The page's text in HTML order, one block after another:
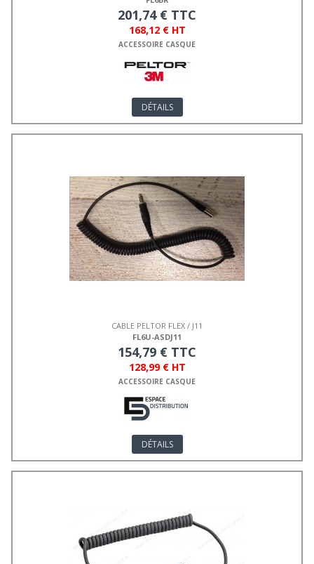
201,74 € TTC
168,12 € HT
ACCESSOIRE CASQUE
DÉTAILS
CABLE PELTOR FLEX / J11
FL6U-ASDJ11
154,79 € TTC
128,99 € HT
ACCESSOIRE CASQUE
DÉTAILS